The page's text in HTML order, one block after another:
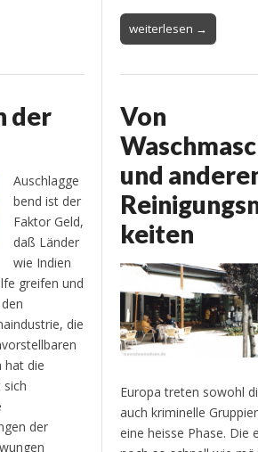
weiterlesen →
der
Auschlagge
bend ist der
Faktor Geld,
daß Länder
wie Indien
greifen und
die
hat die
sich
der
Von
und
keiten
Europa treten sowohl
auch kriminelle
eine heisse Phase. Die